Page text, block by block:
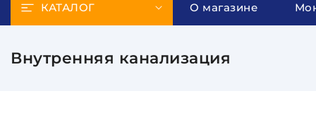
КАТАЛОГ О магазине
Внутренняя канализация